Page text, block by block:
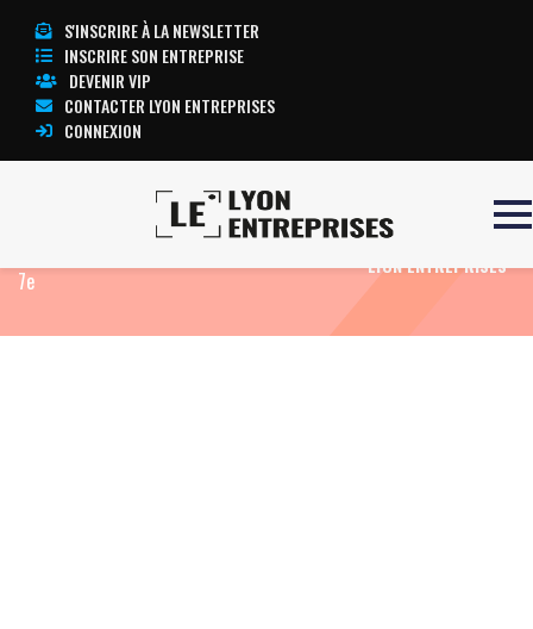
S'INSCRIRE À LA NEWSLETTER
INSCRIRE SON ENTREPRISE
DEVENIR VIP
CONTACTER LYON ENTREPRISES
CONNEXION
Vitamine 7 : un nouvel
7e
TOUTE L’ACTUALITÉ
LYON ENTREPRISES